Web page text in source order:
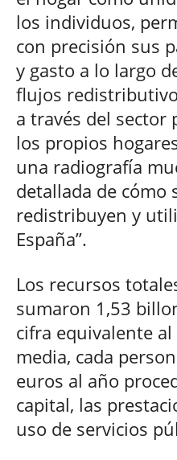
los individuos,
con precisión sus
y gasto a lo largo
flujos
a través del sector
los propios
una radiografía
detallada de cómo
redistribuyen y
España”.
Los recursos
sumaron 1,53
cifra equivalente al
media, cada
euros al año
capital, las
uso de servicios